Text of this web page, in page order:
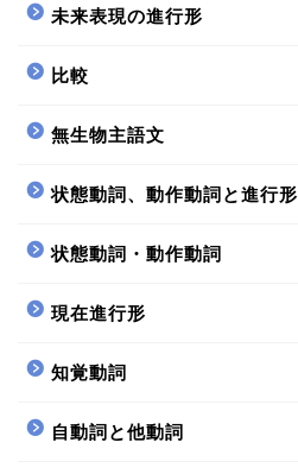
未来表現の進行形
比較
無生物主語文
状態動詞、動作動詞と進行形
状態動詞・動作動詞
現在進行形
知覚動詞
自動詞と他動詞